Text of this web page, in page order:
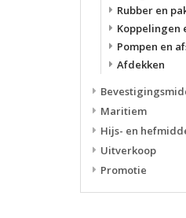
Rubber en
Koppelingen
Pompen en
Afdekken
Maritiem
Hijs- en
Uitverkoop
Promotie